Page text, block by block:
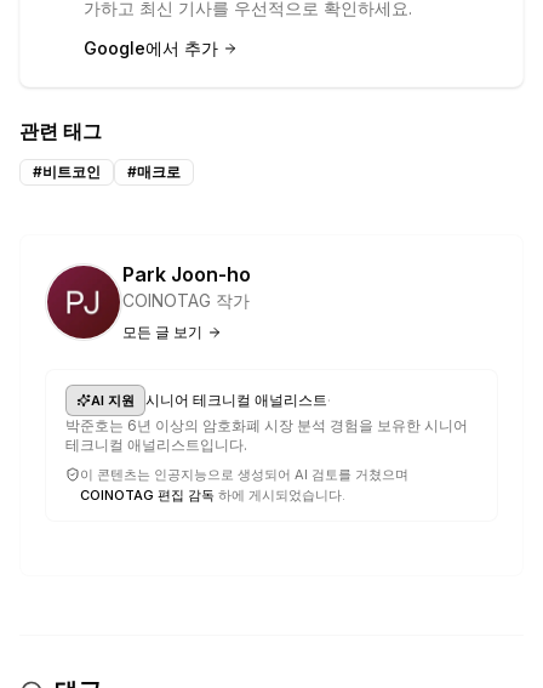
가하고 최신 기사를 우선적으로 확인하세요.
Google에서 추가
관련 태그
#비트코인 #매크로
Park Joon-ho
COINOTAG 작가
모든 글 보기
AI 지원 시니어 테크니컬 애널리스트·
박준호는 6년 이상의 암호화폐 시장 분석 경험을 보유한 시니어
테크니컬 애널리스트입니다.
이 콘텐츠는 인공지능으로 생성되어 AI 검토를 거쳤으며
COINOTAG 편집 감독 하에 게시되었습니다.